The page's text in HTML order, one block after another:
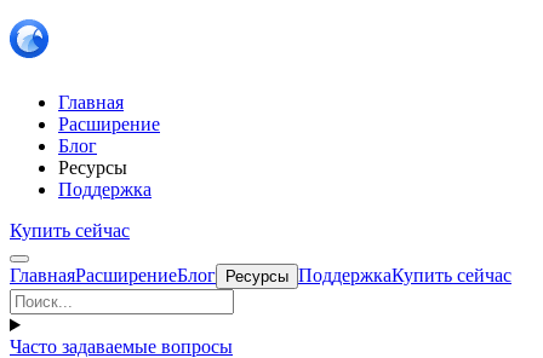
Главная
Расширение
Блог
Ресурсы
Поддержка
Купить сейчас
ГлавнаяРасширениеБлог Ресурсы ПоддержкаКупить сейчас
Часто задаваемые вопросы